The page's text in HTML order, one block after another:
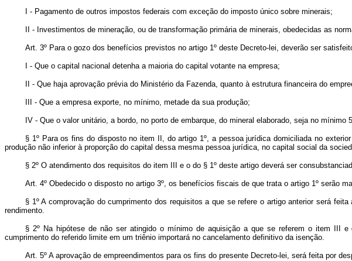
I - Pagamento de outros impostos federais com exceção do imposto único sobre minerais;
II - Investimentos de mineração, ou de transformação primária de minerais, obedecidas as
Art. 3º Para o gozo dos benefícios previstos no artigo 1º deste Decreto-lei, deverão ser
I - Que o capital nacional detenha a maioria do capital votante na empresa;
II - Que haja aprovação prévia do Ministério da Fazenda, quanto à estrutura financeira do
III - Que a empresa exporte, no mínimo, metade da sua produção;
IV - Que o valor unitário, a bordo, no porto de embarque, do mineral elaborado, seja no
§ 1º Para os fins do disposto no item II, do artigo 1º, a pessoa jurídica domiciliada no
produção não inferior à proporção do capital dessa mesma pessoa jurídica, no capital social da
§ 2º O atendimento dos requisitos do item III e o do § 1º deste artigo deverá ser
Art. 4º Obedecido o disposto no artigo 3º, os benefícios fiscais de que trata o artigo 1º serão
§ 1º A comprovação do cumprimento dos requisitos a que se refere o artigo anterior será
rendimento.
§ 2º Na hipótese de não ser atingido o mínimo de aquisição a que se referem o item III
cumprimento do referido limite em um triênio importará no cancelamento definitivo da isenção.
Art. 5º A aprovação de empreendimentos para os fins do presente Decreto-lei, será feita por